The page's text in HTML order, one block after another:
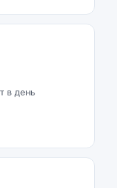
в день